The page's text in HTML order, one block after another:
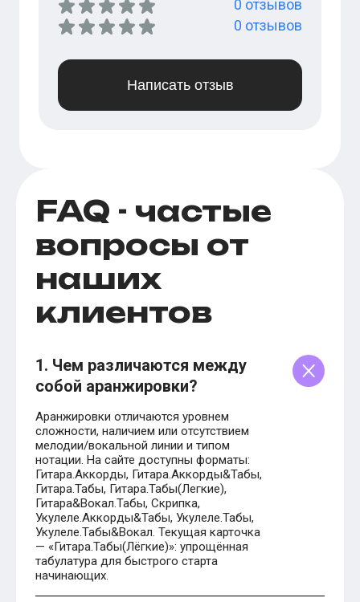
0 отзывов
0 отзывов
Написать отзыв
FAQ - частые
вопросы от
наших
клиентов
1. Чем различаются между
собой аранжировки?
Аранжировки отличаются уровнем
сложности, наличием или отсутствием
мелодии/вокальной линии и типом
нотации. На сайте доступны форматы:
Гитара.Аккорды, Гитара.Аккорды&Табы,
Гитара.Табы, Гитара.Табы(Легкие),
Гитара&Вокал.Табы, Скрипка,
Укулеле.Аккорды&Табы, Укулеле.Табы,
Укулеле.Табы&Вокал. Текущая карточка
— «Гитара.Табы(Лёгкие)»: упрощённая
табулатура для быстрого старта
начинающих.